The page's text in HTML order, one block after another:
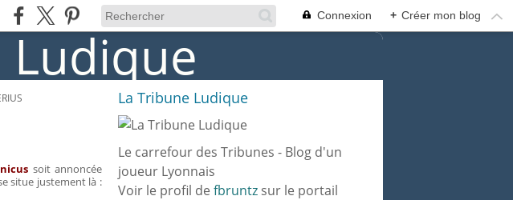
Connexion + Créer mon blog
soit annoncée
situe justement là :
La Tribune Ludique
Le carrefour des Tribunes - Blog d'un
joueur Lyonnais
Voir le profil de fbruntz sur le portail